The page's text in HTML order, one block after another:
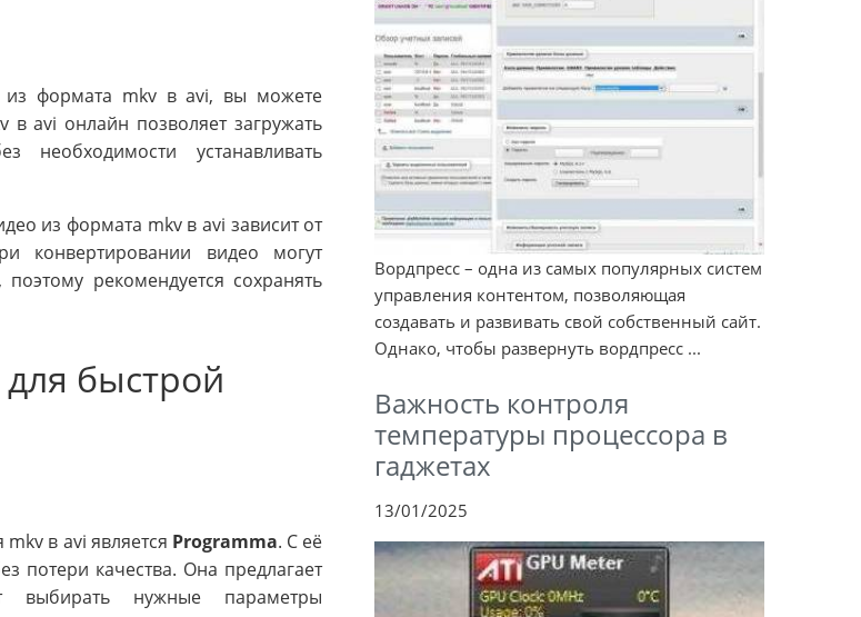
из формата mkv в avi, вы можете
в avi онлайн позволяет загружать
устанавливать
из формата mkv в avi зависит от
конвертировании видео могут
рекомендуется сохранять
быстрой
в avi является Programma. С её
потери качества. Она предлагает
выбирать нужные параметры
Вордпресс – одна из самых популярных систем
управления контентом, позволяющая
создавать и развивать свой собственный сайт.
Однако, чтобы развернуть вордпресс ...
Важность контроля
температуры процессора в
гаджетах
13/01/2025